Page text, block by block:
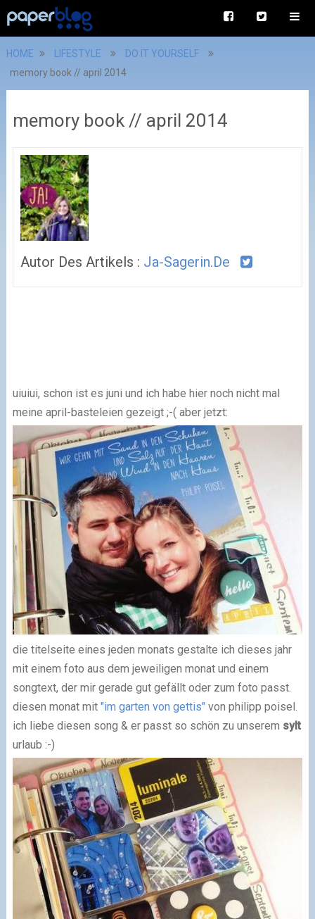
HOME LIFESTYLE
DO IT YOURSELF
memory book // april 2014
memory book // april 2014
Autor Des Artikels : Ja-Sagerin.de
uiuiui, schon ist es juni und ich habe hier noch nicht mal
meine april-basteleien gezeigt ;-( aber jetzt:
die titelseite eines jeden monats gestalte ich dieses jahr
mit einem foto aus dem jeweiligen monat und einem
songtext, der mir gerade gut gefällt oder zum foto passt.
diesen monat mit "im garten von gettis" von philipp poisel.
ich liebe diesen song & er passt so schön zu unserem sylt
urlaub :-)